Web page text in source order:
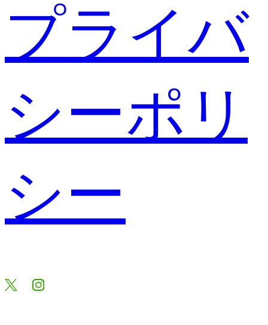
プライバ
シーポリ
シー